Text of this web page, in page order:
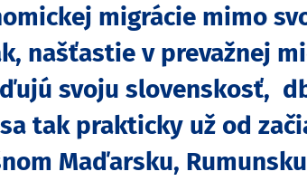
migrácie mimo
našťastie v prevažnej
svoju slovenskosť,
tak prakticky už od
Maďarsku,